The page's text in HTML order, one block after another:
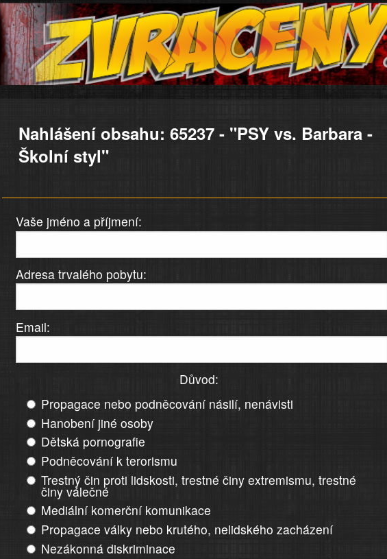
Nahlášení obsahu: 65237 - "PSY vs. Barbara -
Školní styl"
Vaše jméno a příjmení:
Adresa trvalého pobytu:
Email:
Důvod:
Propagace nebo podněcování násilí, nenávisti
Hanobení jiné osoby
Dětská pornografie
Podněcování k terorismu
Trestný čin proti lidskosti, trestné činy extremismu, trestné
činy válečné
Mediální komerční komunikace
Propagace války nebo krutého, nelidského zacházení
Nezákonná diskriminace